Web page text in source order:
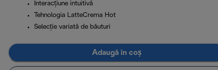
Interacțiune intuitivă
Tehnologia LatteCrema Hot
Selecție variată de băuturi
Adaugă în coș